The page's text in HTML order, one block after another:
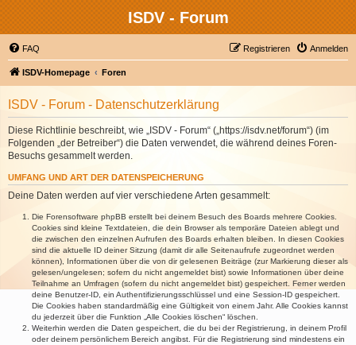
ISDV - Forum
FAQ Anmelden
Registrieren
ISDV-Homepage Foren
ISDV - Forum - Datenschutzerklärung
Diese Richtlinie beschreibt, wie „ISDV - Forum“ („https://isdv.net/forum“) (im
Folgenden „der Betreiber“) die Daten verwendet, die während deines Foren-
Besuchs gesammelt werden.
UMFANG UND ART DER DATENSPEICHERUNG
Deine Daten werden auf vier verschiedene Arten gesammelt:
Die Forensoftware phpBB erstellt bei deinem Besuch des Boards mehrere Cookies.
Cookies sind kleine Textdateien, die dein Browser als temporäre Dateien ablegt und
die zwischen den einzelnen Aufrufen des Boards erhalten bleiben. In diesen Cookies
sind die aktuelle ID deiner Sitzung (damit dir alle Seitenaufrufe zugeordnet werden
können), Informationen über die von dir gelesenen Beiträge (zur Markierung dieser als
gelesen/ungelesen; sofern du nicht angemeldet bist) sowie Informationen über deine
Teilnahme an Umfragen (sofern du nicht angemeldet bist) gespeichert. Ferner werden
deine Benutzer-ID, ein Authentifizierungsschlüssel und eine Session-ID gespeichert.
Die Cookies haben standardmäßig eine Gültigkeit von einem Jahr. Alle Cookies kannst
du jederzeit über die Funktion „Alle Cookies löschen“ löschen.
Weiterhin werden die Daten gespeichert, die du bei der Registrierung, in deinem Profil
oder deinem persönlichem Bereich angibst. Für die Registrierung sind mindestens ein